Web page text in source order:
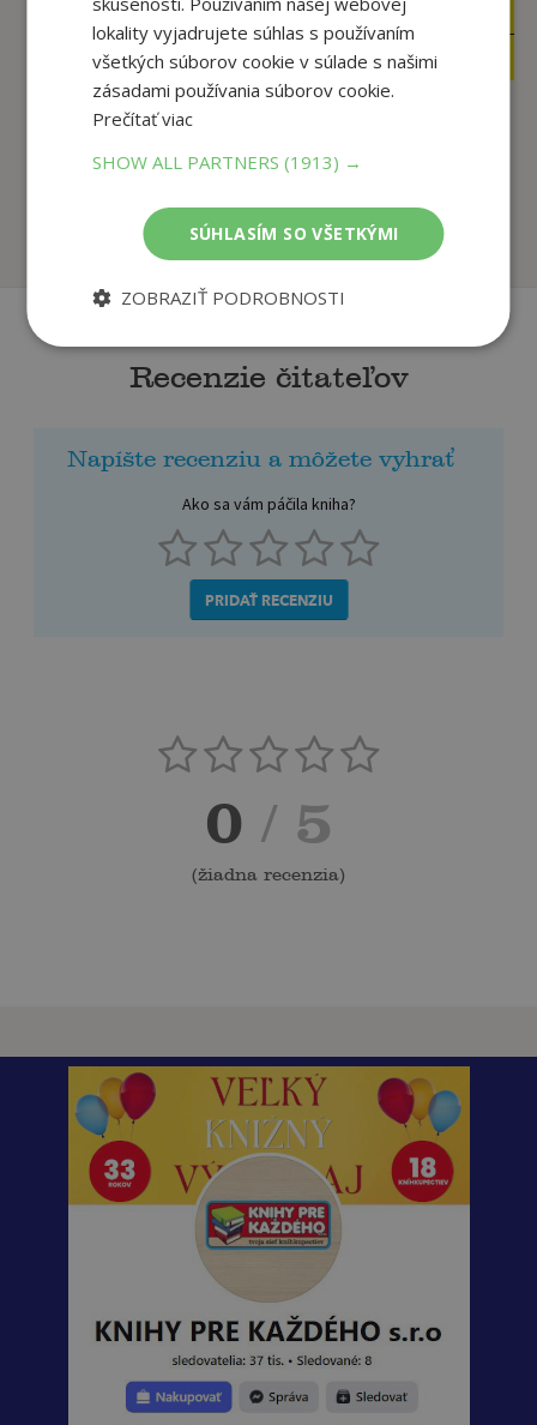
11,65
11 €
Mária Podhradská,
11
hity (CD)
Na sklade
Recenzie čitateľov
Napíšte recenziu a môžete vyhrať
Ako sa vám páčila kniha?
PRIDAŤ RECENZIU
0 / 5
(žiadna recenzia)
lokality vyjadrujete súhlas s používaním
všetkých súborov cookie v súlade s našimi
zásadami používania súborov cookie.
Prečítať viac
SHOW ALL PARTNERS(1913) →
SÚHLASÍM SO VŠETKÝMI
ZOBRAZIŤ PODROBNOSTI